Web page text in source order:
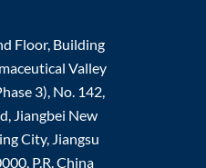
Floor, Building
Valley
3), No. 142,
Jiangbei New
City, Jiangsu
P.R. China